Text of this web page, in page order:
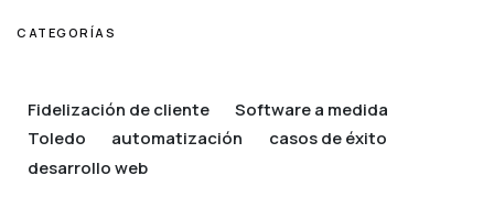
CATEGORÍAS
Fidelización de cliente
Software a medida
Toledo
automatización
casos de éxito
desarrollo web